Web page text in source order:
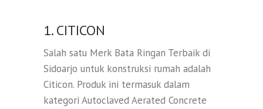
1. CITICON
Salah satu Merk Bata Ringan Terbaik di
Sidoarjo untuk konstruksi rumah adalah
Citicon. Produk ini termasuk dalam
kategori Autoclaved Aerated Concrete